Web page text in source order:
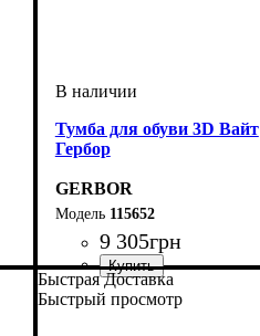
Тумба для обуви 3D Вайт
Гербор
GERBOR
115652
9 305грн
Быстрая Доставка
Быстрый просмотр